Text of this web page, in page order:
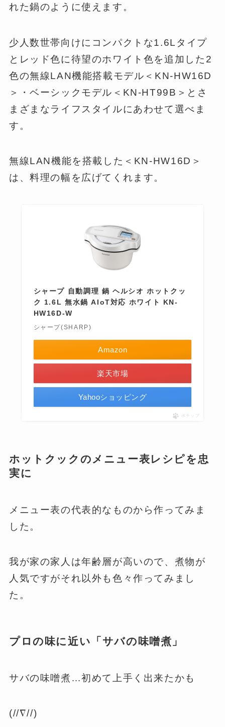
れた鍋のように使えます。
少人数世帯向けにコンパクトな1.6Lタイプ
とレッド色に待望のホワイト色を追加した2
色の無線LAN機能搭載モデル＜KN-HW16D
＞・ベーシックモデル＜KN-HT99B＞とさ
まざまなライフスタイルにあわせて選べま
す。
無線LAN機能を搭載した＜KN-HW16D＞
は、料理の幅を広げてくれます。
シャープ 自動調理 鍋 ヘルシオ ホットクッ
ク 1.6L 無水鍋 AIoT対応 ホワイト KN-
HW16D-W
シャープ(SHARP)
Amazon
楽天市場
Yahooショッピング
ポチップ
ホットクックのメニュー表レシピを忠
実に
メニュー表の代表的なものから作ってみま
した。
我が家の家人は年齢層が高いので、煮物が
人気ですがそれ以外も色々作ってみまし
た。
プロの味に近い「サバの味噌煮」
サバの味噌煮…初めて上手く出来たかも
(//∇//)